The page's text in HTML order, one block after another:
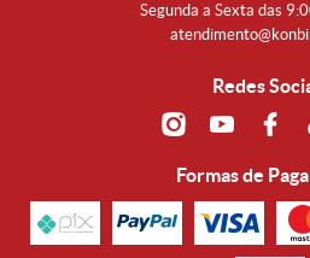
Segunda a Sexta das
Redes
Formas de